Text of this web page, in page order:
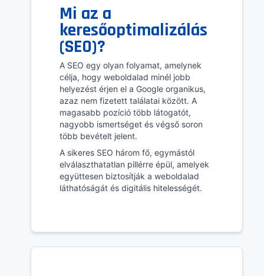
Mi az a
keresőoptimalizálás
(SEO)?
A SEO egy olyan folyamat, amelynek
célja, hogy weboldalad minél jobb
helyezést érjen el a Google organikus,
azaz nem fizetett találatai között. A
magasabb pozíció több látogatót,
nagyobb ismertséget és végső soron
több bevételt jelent.
A sikeres SEO három fő, egymástól
elválaszthatatlan pillérre épül, amelyek
együttesen biztosítják a weboldalad
láthatóságát és digitális hitelességét.